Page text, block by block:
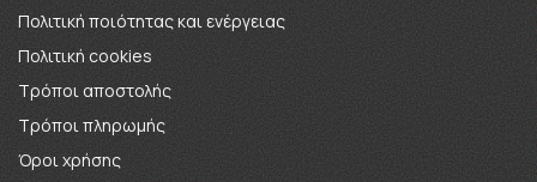
Πολιτική ποιότητας και ενέργειας
Πολιτική cookies
Τρόποι αποστολής
Τρόποι πληρωμής
Όροι χρήσης